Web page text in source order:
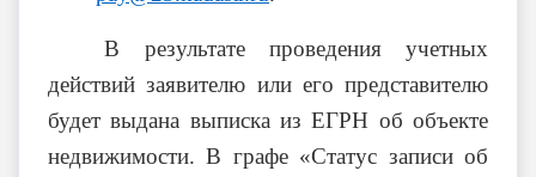
В результате проведения учетных
действий заявителю или его представителю
будет выдана выписка из ЕГРН об объекте
недвижимости. В графе «Статус записи об